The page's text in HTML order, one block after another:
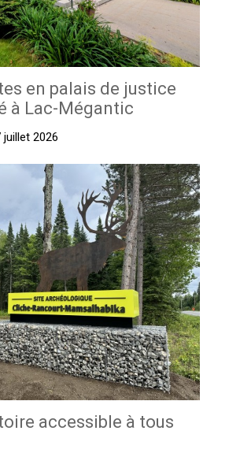
en palais de justice
à Lac-Mégantic
2026
accessible à tous